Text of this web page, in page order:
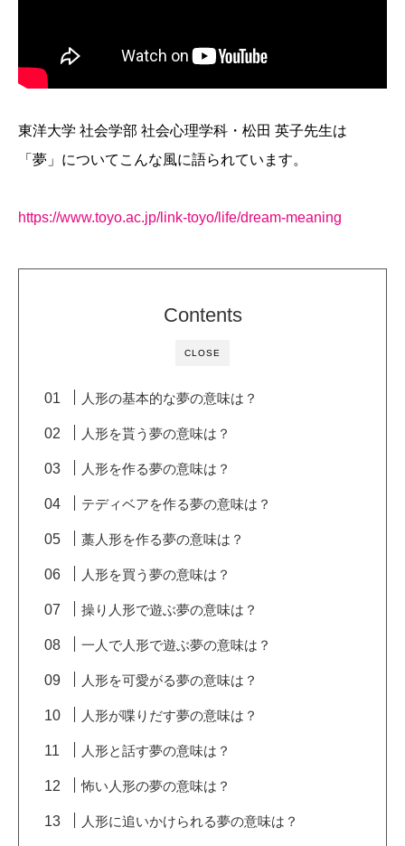
東洋大学 社会学部 社会心理学科・松田 英子先生は
「夢」についてこんな風に語られています。
https://www.toyo.ac.jp/link-toyo/life/dream-meaning
CLOSE
Contents
人形の基本的な夢の意味は？
人形を貰う夢の意味は？
人形を作る夢の意味は？
テディベアを作る夢の意味は？
藁人形を作る夢の意味は？
人形を買う夢の意味は？
操り人形で遊ぶ夢の意味は？
一人で人形で遊ぶ夢の意味は？
人形を可愛がる夢の意味は？
人形が喋りだす夢の意味は？
人形と話す夢の意味は？
怖い人形の夢の意味は？
人形に追いかけられる夢の意味は？